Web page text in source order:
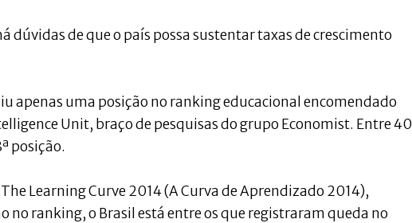
dúvidas de que o país possa sustentar taxas de crescimento
apenas uma posição no ranking educacional encomendado
Unit, braço de pesquisas do grupo Economist. Entre 40
posição.
Learning Curve 2014 (A Curva de Aprendizado 2014),
no ranking, o Brasil está entre os que registraram queda no